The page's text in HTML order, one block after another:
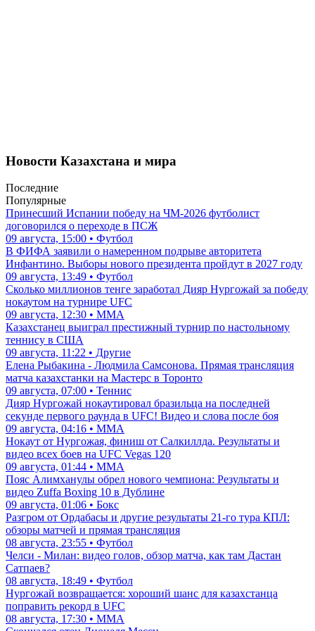
Новости Казахстана и мира
Последние
Популярные
Принесший Испании победу на ЧМ-2026 футболист
договорился о переходе в ПСЖ
09 августа, 15:00 • Футбол
В ФИФА заявили о намеренном подрыве авторитета
Инфантино. Выборы нового президента пройдут в 2027 году
09 августа, 13:49 • Футбол
Сколько миллионов тенге заработал Дияр Нургожай за победу
нокаутом на турнире UFC
09 августа, 12:30 • ММА
Казахстанец выиграл престижный турнир по настольному
теннису в США
09 августа, 11:22 • Другие
Елена Рыбакина - Людмила Самсонова. Прямая трансляция
матча казахстанки на Мастерс в Торонто
09 августа, 07:00 • Теннис
Дияр Нургожай нокаутировал бразильца на последней
секунде первого раунда в UFC! Видео и слова после боя
09 августа, 04:16 • ММА
Нокаут от Нургожая, финиш от Салкиллда. Результаты и
видео всех боев на UFC Vegas 120
09 августа, 01:44 • ММА
Пояс Алимханулы обрел нового чемпиона: Результаты и
видео Zuffa Boxing 10 в Дублине
09 августа, 01:06 • Бокс
Разгром от Ордабасы и другие результаты 21-го тура КПЛ:
обзоры матчей и прямая трансляция
08 августа, 23:55 • Футбол
Челси - Милан: видео голов, обзор матча, как там Дастан
Сатпаев?
08 августа, 18:49 • Футбол
Нургожай возвращается: хороший шанс для казахстанца
поправить рекорд в UFC
08 августа, 17:30 • ММА